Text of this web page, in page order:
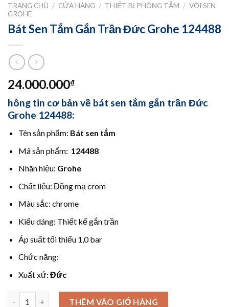
TRANG CHỦ / CỬA HÀNG / THIẾT BỊ PHÒNG TẮM / VÒI SEN
GROHE
Bát Sen Tắm Gắn Trần Đức Grohe 124488
24.000.000₫
hông tin cơ bản về bát sen tắm gắn trần Đức
Grohe 124488:
Tên sản phẩm: Bát sen tắm
Mã sản phẩm: 124488
Nhãn hiệu: Grohe
Chất liệu: Đồng mạ crom
Màu sắc: chrome
Kiểu dáng: Thiết kế gắn trần
Áp suất tối thiểu 1,0 bar
Chức năng:
Xuất xứ: Đức
THÊM VÀO GIỎ HÀNG